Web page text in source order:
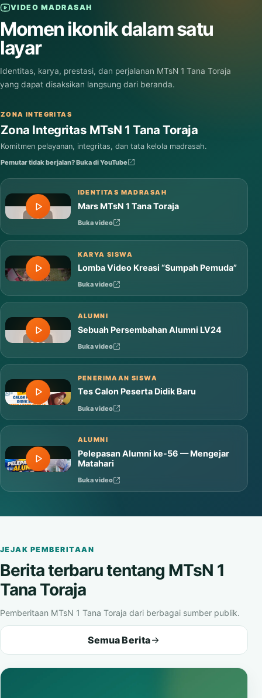
VIDEO MADRASAH
Momen ikonik dalam satu
layar
Identitas, karya, prestasi, dan perjalanan MTsN 1 Tana Toraja
yang dapat disaksikan langsung dari beranda.
ZONA INTEGRITAS
Zona Integritas MTsN 1 Tana Toraja
Komitmen pelayanan, integritas, dan tata kelola madrasah.
Pemutar tidak berjalan? Buka di YouTube
IDENTITAS MADRASAH
Mars MTsN 1 Tana Toraja
Buka video
KARYA SISWA
Lomba Video Kreasi “Sumpah Pemuda”
Buka video
ALUMNI
Sebuah Persembahan Alumni LV24
Buka video
PENERIMAAN SISWA
Tes Calon Peserta Didik Baru
Buka video
ALUMNI
Pelepasan Alumni ke-56 — Mengejar
Matahari
Buka video
JEJAK PEMBERITAAN
Berita terbaru tentang MTsN 1
Tana Toraja
Pemberitaan MTsN 1 Tana Toraja dari berbagai sumber publik.
Semua Berita